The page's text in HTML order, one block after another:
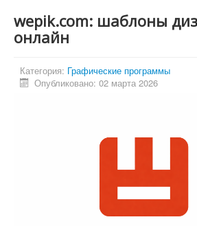
LGA 2011-3
Процессоры
Системные программы
wepik.com: шаблоны
онлайн
Категория: Графические программы
Опубликовано: 02 марта 2026